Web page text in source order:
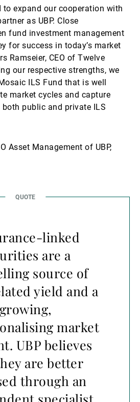
to expand our cooperation with
as UBP. Close
fund investment management
for success in today’s market
Ramseier, CEO of Twelve
our respective strengths, we
ILS Fund that is well
market cycles and capture
public and private ILS
Asset Management of UBP,
linked
are a
source of
yield and a
growing,
market
UBP believes
are better
through an